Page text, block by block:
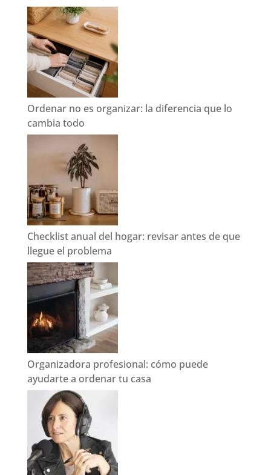
Ordenar no es organizar: la diferencia que lo
cambia todo
Checklist anual del hogar: revisar antes de que
llegue el problema
Organizadora profesional: cómo puede
ayudarte a ordenar tu casa